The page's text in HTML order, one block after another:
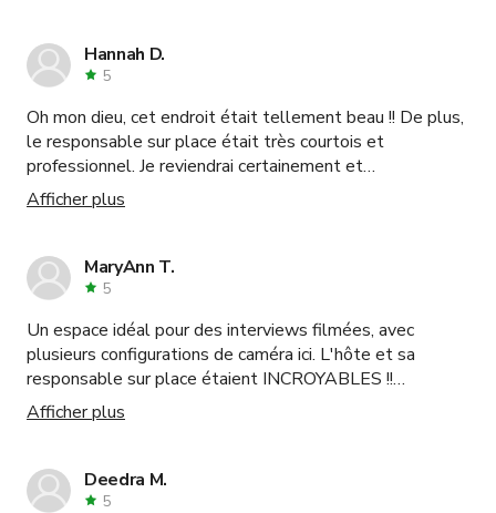
Hannah D.
5
Oh mon dieu, cet endroit était tellement beau !! De plus,
le responsable sur place était très courtois et
professionnel. Je reviendrai certainement et
recommanderai cet emplacement.
Afficher plus
MaryAnn T.
5
Un espace idéal pour des interviews filmées, avec
plusieurs configurations de caméra ici. L'hôte et sa
responsable sur place étaient INCROYABLES !!
Excellente communication avec des instructions claires
mais surtout, totalement disposés à s'adapter à notre
eu lieu !). Expérience merveilleuse.
Afficher plus
Deedra M.
5